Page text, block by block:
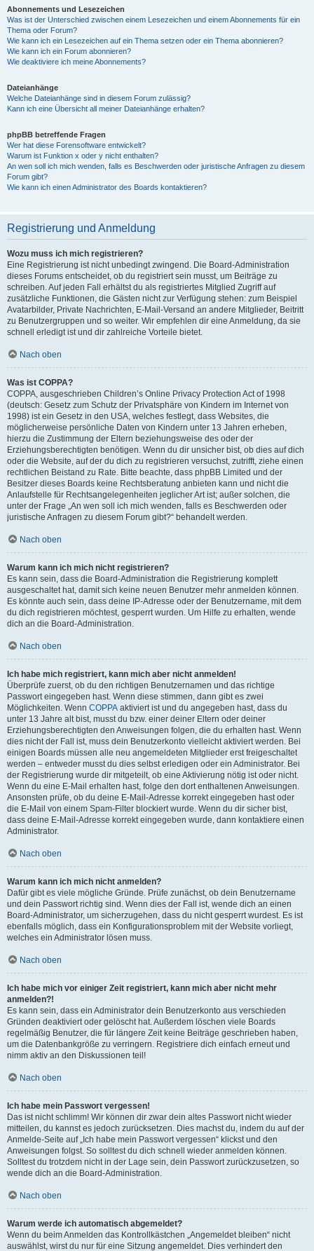
Abonnements und Lesezeichen
Was ist der Unterschied zwischen einem Lesezeichen und einem Abonnements für ein
Thema oder Forum?
Wie kann ich ein Lesezeichen auf ein Thema setzen oder ein Thema abonnieren?
Wie kann ich ein Forum abonnieren?
Wie deaktiviere ich meine Abonnements?
Dateianhänge
Welche Dateianhänge sind in diesem Forum zulässig?
Kann ich eine Übersicht all meiner Dateianhänge erhalten?
phpBB betreffende Fragen
Wer hat diese Forensoftware entwickelt?
Warum ist Funktion x oder y nicht enthalten?
An wen soll ich mich wenden, falls es Beschwerden oder juristische Anfragen zu diesem
Forum gibt?
Wie kann ich einen Administrator des Boards kontaktieren?
Registrierung und Anmeldung
Wozu muss ich mich registrieren?
Eine Registrierung ist nicht unbedingt zwingend. Die Board-Administration
dieses Forums entscheidet, ob du registriert sein musst, um Beiträge zu
schreiben. Auf jeden Fall erhältst du als registriertes Mitglied Zugriff auf
zusätzliche Funktionen, die Gästen nicht zur Verfügung stehen: zum Beispiel
Avatarbilder, Private Nachrichten, E-Mail-Versand an andere Mitglieder, Beitritt
zu Benutzergruppen und so weiter. Wir empfehlen dir eine Anmeldung, da sie
schnell erledigt ist und dir zahlreiche Vorteile bietet.
Nach oben
Was ist COPPA?
COPPA, ausgeschrieben Children’s Online Privacy Protection Act of 1998
(deutsch: Gesetz zum Schutz der Privatsphäre von Kindern im Internet von
1998) ist ein Gesetz in den USA, welches festlegt, dass Websites, die
möglicherweise persönliche Daten von Kindern unter 13 Jahren erheben,
hierzu die Zustimmung der Eltern beziehungsweise des oder der
Erziehungsberechtigten benötigen. Wenn du dir unsicher bist, ob dies auf dich
oder die Website, auf der du dich zu registrieren versuchst, zutrifft, ziehe einen
rechtlichen Beistand zu Rate. Bitte beachte, dass phpBB Limited und der
Besitzer dieses Boards keine Rechtsberatung anbieten kann und nicht die
Anlaufstelle für Rechtsangelegenheiten jeglicher Art ist; außer solchen, die
unter der Frage „An wen soll ich mich wenden, falls es Beschwerden oder
juristische Anfragen zu diesem Forum gibt?“ behandelt werden.
Nach oben
Warum kann ich mich nicht registrieren?
Es kann sein, dass die Board-Administration die Registrierung komplett
ausgeschaltet hat, damit sich keine neuen Benutzer mehr anmelden können.
Es könnte auch sein, dass deine IP-Adresse oder der Benutzername, mit dem
du dich registrieren möchtest, gesperrt wurden. Um Hilfe zu erhalten, wende
dich an die Board-Administration.
Nach oben
Ich habe mich registriert, kann mich aber nicht anmelden!
Überprüfe zuerst, ob du den richtigen Benutzernamen und das richtige
Passwort eingegeben hast. Wenn diese stimmen, dann gibt es zwei
Möglichkeiten. Wenn COPPA aktiviert ist und du angegeben hast, dass du
unter 13 Jahre alt bist, musst du bzw. einer deiner Eltern oder deiner
Erziehungsberechtigten den Anweisungen folgen, die du erhalten hast. Wenn
dies nicht der Fall ist, muss dein Benutzerkonto vielleicht aktiviert werden. Bei
einigen Boards müssen alle neu angemeldeten Mitglieder erst freigeschaltet
werden – entweder musst du dies selbst erledigen oder ein Administrator. Bei
der Registrierung wurde dir mitgeteilt, ob eine Aktivierung nötig ist oder nicht.
Wenn du eine E-Mail erhalten hast, folge den dort enthaltenen Anweisungen.
Ansonsten prüfe, ob du deine E-Mail-Adresse korrekt eingegeben hast oder
die E-Mail von einem Spam-Filter blockiert wurde. Wenn du dir sicher bist,
dass deine E-Mail-Adresse korrekt eingegeben wurde, dann kontaktiere einen
Administrator.
Nach oben
Warum kann ich mich nicht anmelden?
Dafür gibt es viele mögliche Gründe. Prüfe zunächst, ob dein Benutzername
und dein Passwort richtig sind. Wenn dies der Fall ist, wende dich an einen
Board-Administrator, um sicherzugehen, dass du nicht gesperrt wurdest. Es ist
ebenfalls möglich, dass ein Konfigurationsproblem mit der Website vorliegt,
welches ein Administrator lösen muss.
Nach oben
Ich habe mich vor einiger Zeit registriert, kann mich aber nicht mehr
anmelden?!
Es kann sein, dass ein Administrator dein Benutzerkonto aus verschieden
Gründen deaktiviert oder gelöscht hat. Außerdem löschen viele Boards
regelmäßig Benutzer, die für längere Zeit keine Beiträge geschrieben haben,
um die Datenbankgröße zu verringern. Registriere dich einfach erneut und
nimm aktiv an den Diskussionen teil!
Nach oben
Ich habe mein Passwort vergessen!
Das ist nicht schlimm! Wir können dir zwar dein altes Passwort nicht wieder
mitteilen, du kannst es jedoch zurücksetzen. Dies machst du, indem du auf der
Anmelde-Seite auf „Ich habe mein Passwort vergessen“ klickst und den
Anweisungen folgst. So solltest du dich schnell wieder anmelden können.
Solltest du trotzdem nicht in der Lage sein, dein Passwort zurückzusetzen, so
wende dich an die Board-Administration.
Nach oben
Warum werde ich automatisch abgemeldet?
Wenn du beim Anmelden das Kontrollkästchen „Angemeldet bleiben“ nicht
auswählst, wirst du nur für eine Sitzung angemeldet. Dies verhindert den